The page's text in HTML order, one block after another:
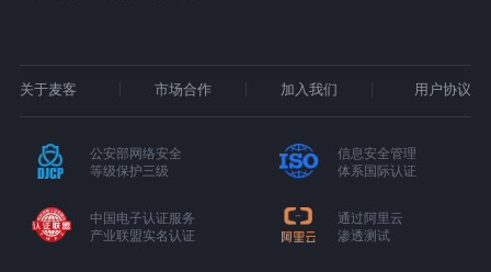
关于麦客 市场合作 加入我们 用户协议
公安部网络安全
等级保护三级
信息安全管理
体系国际认证
中国电子认证服务
产业联盟实名认证
通过阿里云
渗透测试